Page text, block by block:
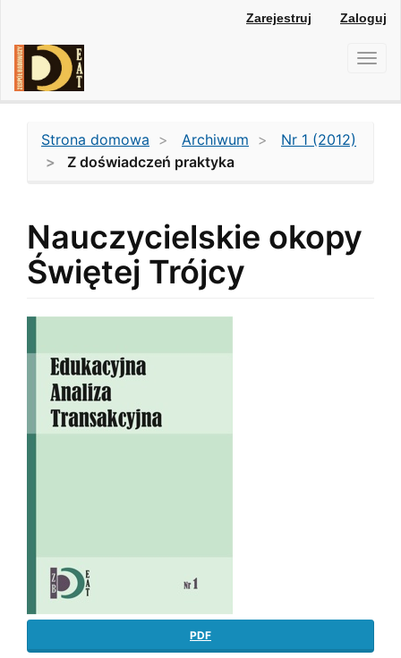
Main
Content
Sidebar
Zarejestruj Zaloguj
Strona domowa Archiwum
Nr 1 (2012)
Z doświadczeń praktyka
Nauczycielskie okopy
Świętej Trójcy
Sidebar
PDF